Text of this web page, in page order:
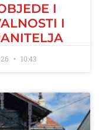
I
I
10:43